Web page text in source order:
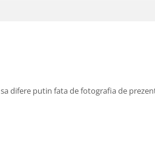
difere putin fata de fotografia de